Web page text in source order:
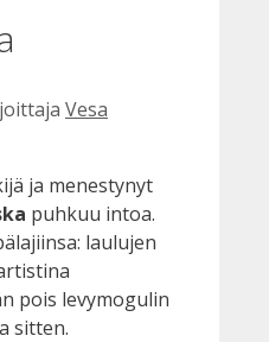
Vesa
ja menestynyt
puhkuu intoa.
laulujen
pois levymogulin
sitten.